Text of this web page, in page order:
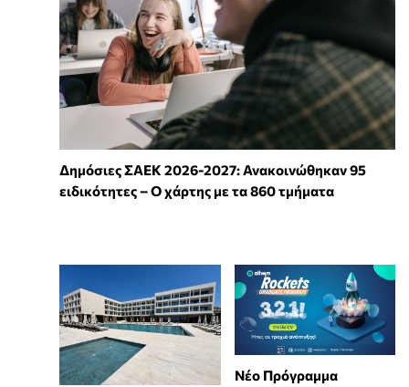
Δημόσιες ΣΑΕΚ 2026-2027: Ανακοινώθηκαν 95
ειδικότητες – Ο χάρτης με τα 860 τμήματα
Νέο Πρόγραμμα